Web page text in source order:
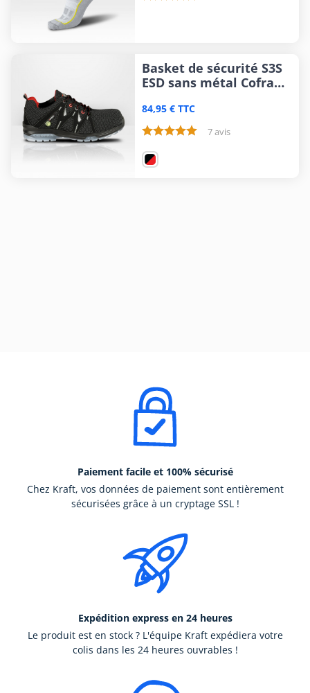
Basket de sécurité S3S
ESD sans métal Cofra
84,95 € TTC
7 avis
Paiement facile et 100% sécurisé
Chez Kraft, vos données de paiement sont entièrement
sécurisées grâce à un cryptage SSL !
Expédition express en 24 heures
Le produit est en stock ? L'équipe Kraft expédiera votre
colis dans les 24 heures ouvrables !